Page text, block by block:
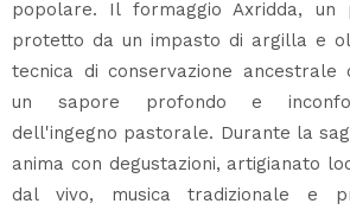
popolare. Il formaggio Axridda, un
protetto da un impasto di argilla e
tecnica di conservazione ancestrale
un sapore profondo e
dell'ingegno pastorale. Durante la
anima con degustazioni, artigianato
dal vivo, musica tradizionale e